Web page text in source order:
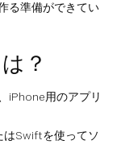
る準備ができてい
？
iPhone用のアプリ
Swiftを使ってソ